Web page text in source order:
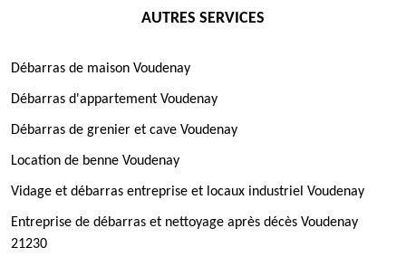
AUTRES SERVICES
Débarras de maison Voudenay
Débarras d'appartement Voudenay
Débarras de grenier et cave Voudenay
Location de benne Voudenay
Vidage et débarras entreprise et locaux industriel Voudenay
Entreprise de débarras et nettoyage après décès Voudenay
21230